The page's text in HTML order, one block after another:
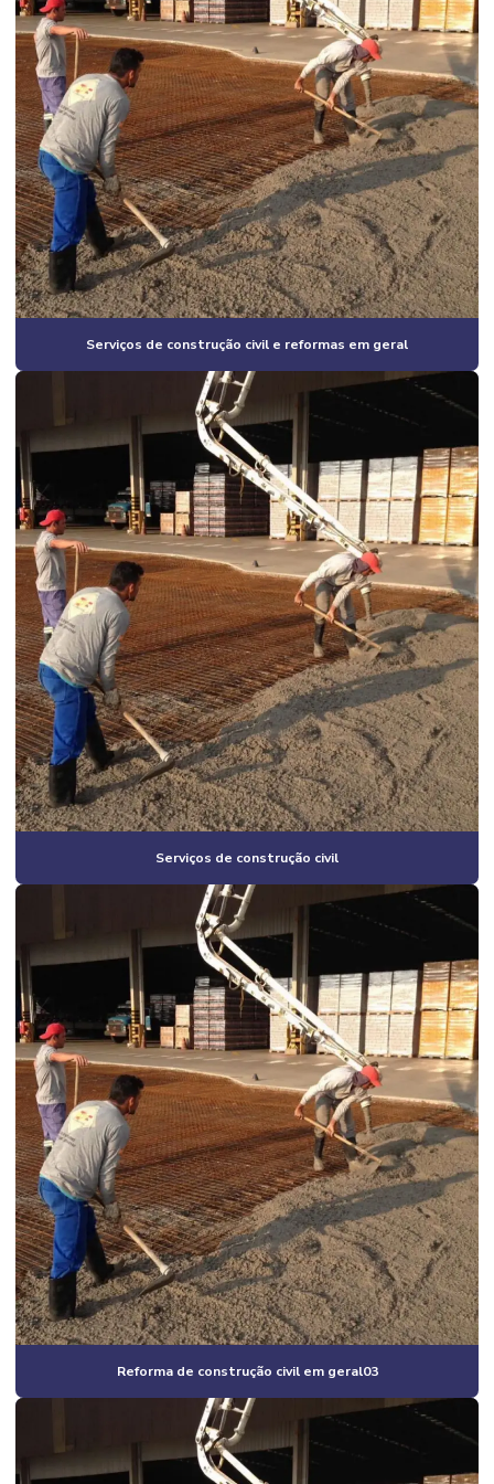
Construção civil empresas
Construção civil especializada em obras industriais
Construção civil industrial
Construção civil e reformas em geral
Construção civil residencial
Construção em estrutura metálica industrial
Construção estrutura metálica preço
Construção de galpão
Construção de galpão 2 andares
Construção de galpão barato
Construção de galpão estrutura metálica
Construção de galpão industrial
Construção de galpão industrial valor
Construção de galpão m2
Construção de galpão pré moldado
Construção de galpão pré moldado campinas
Construção de galpão pré moldado orçamento
Construção de galpão pré moldado preço
Construção de galpão pré moldado valor
Construção de galpão preço por m2
Construção de galpão quanto custa
Construção de galpões metálicos
Construção de lojas comerciais
Construção de pavilhão industrial
Construção e reformas em geral
Construção residencial estrutura metálica
Construção de salão comercial
Construção de salas comerciais
Construtora em campinas
Construtora em campinas e região
Construtora em campinas sp
Construtora de casas
Construtora de casas em condomínio em campinas
Construtora de casas em condomínio em campinas e região
Serviços de construção civil e reformas em geral
Serviços de construção civil
Reforma de construção civil em geral03